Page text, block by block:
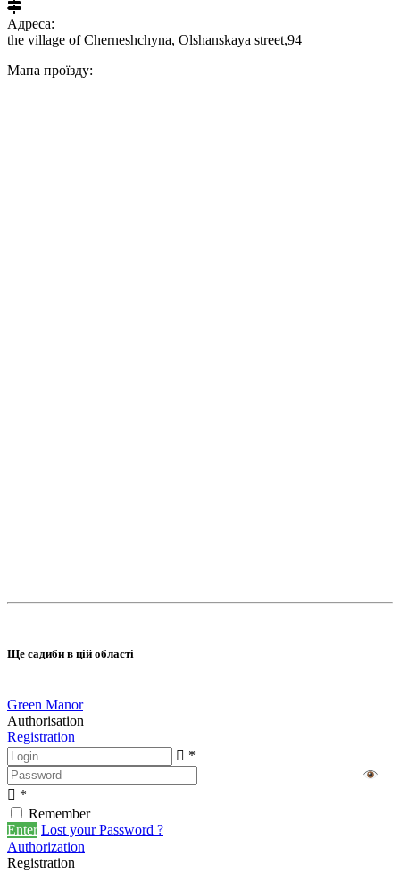
Адреса:
the village of Cherneshchyna, Olshanskaya street,94
Мапа проїзду:
Ще садиби в цій області
Green Manor
Authorisation
Registration
*
*
Remember
Enter Lost your Password ?
Authorization
Registration